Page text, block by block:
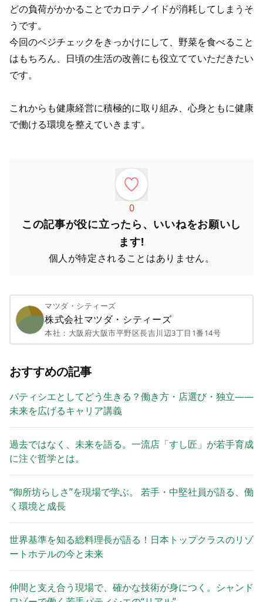
どの負荷がかかることでカロテノイドが消耗してしまうそ
うです。
今回のベジチェックをきっかけにして、野菜を食べること
はもちろん、日頃の生活の改善にも役立てていただきたい
です。
これからも健康経営に積極的に取り組み、心身ともに健康
で働ける環境を整えていきます。
0
この記事が役に立ったら、いいねをお願いし
ます!
個人が特定されることはありません。
マツダ・シティーズ
株式会社マツダ・シティーズ
本社： 大阪府大阪市平野区長吉川辺3丁目1番14号
おすすめの記事
パティシエとしてどう生きる？働き方・店選び・独立——
未来を広げるキャリア講義
過去ではなく、未来を語る。一流店「すし匠」が若手育成
に注ぐ哲学とは。
“御所坊らしさ”を現場で学ぶ。 若手・中堅社員が語る、働
く環境と成長
世界基準を知る総料理長が語る！日本トップクラスのリゾ
ートホテルの今と未来
仲間と支え合う現場で、確かな技術が身につく。シャンド